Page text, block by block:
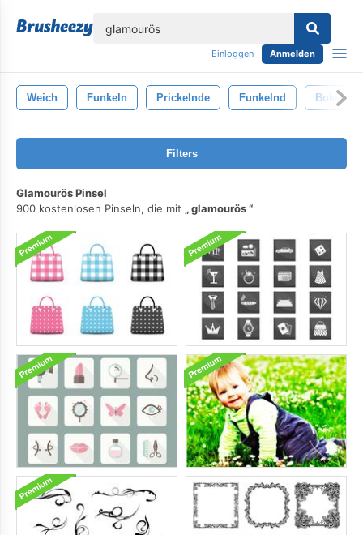
Einloggen Anmelden
Weich Funkeln Prickelnde Funkelnd Bokeh
Filters
Glamourös Pinsel
900 kostenlosen Pinseln, die mit
glamourös